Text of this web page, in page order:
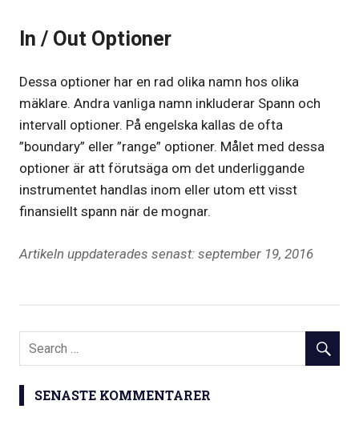
In / Out Optioner
Dessa optioner har en rad olika namn hos olika
mäklare. Andra vanliga namn inkluderar Spann och
intervall optioner. På engelska kallas de ofta
”boundary” eller ”range” optioner. Målet med dessa
optioner är att förutsäga om det underliggande
instrumentet handlas inom eller utom ett visst
finansiellt spann när de mognar.
Artikeln uppdaterades senast: september 19, 2016
SENASTE KOMMENTARER